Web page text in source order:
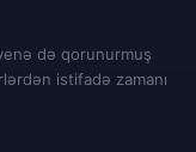
də qorunurmuş
istifadə zamanı